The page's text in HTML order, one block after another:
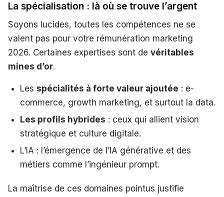
La spécialisation : là où se trouve l’argent
Soyons lucides, toutes les compétences ne se
valent pas pour votre rémunération marketing
2026. Certaines expertises sont de véritables
mines d’or.
Les spécialités à forte valeur ajoutée : e-
commerce, growth marketing, et surtout la data.
Les profils hybrides : ceux qui allient vision
stratégique et culture digitale.
L’IA : l’émergence de l’IA générative et des
métiers comme l’ingénieur prompt.
La maîtrise de ces domaines pointus justifie